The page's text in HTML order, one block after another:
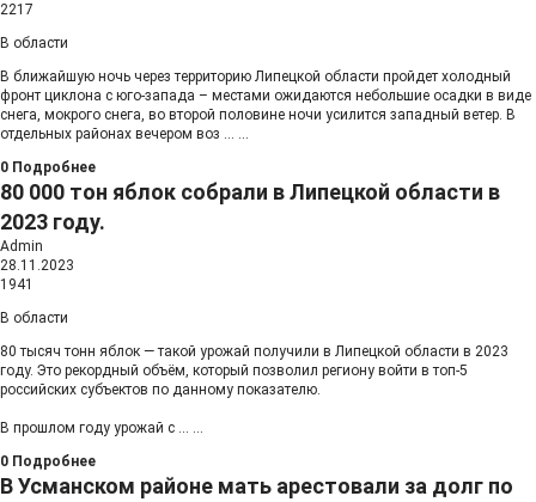
2217
В области
В ближайшую ночь через территорию Липецкой области пройдет холодный
фронт циклона с юго-запада – местами ожидаются небольшие осадки в виде
снега, мокрого снега, во второй половине ночи усилится западный ветер. В
отдельных районах вечером воз ... ...
0 Подробнее
80 000 тон яблок собрали в Липецкой области в
2023 году.
Admin
28.11.2023
1941
В области
80 тысяч тонн яблок — такой урожай получили в Липецкой области в 2023
году. Это рекордный объём, который позволил региону войти в топ-5
российских субъектов по данному показателю.
В прошлом году урожай с ... ...
0 Подробнее
В Усманском районе мать арестовали за долг по